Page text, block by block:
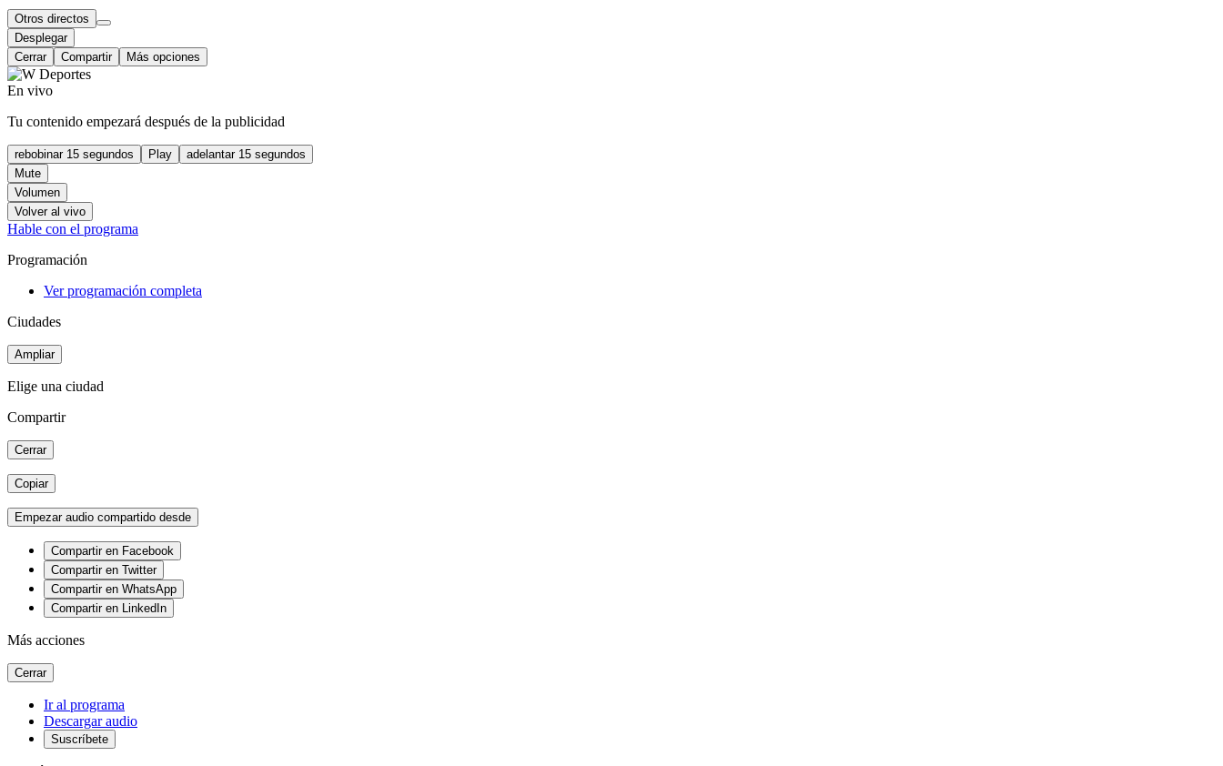
Otros directos
Desplegar
Cerrar
Compartir Más opciones
En vivo
Tu contenido empezará después de la publicidad
rebobinar 15 segundos Play
adelantar 15 segundos
Mute
Volumen
Volver al vivo
Hable con el programa
Programación
Ver programación completa
Ciudades
Ampliar
Elige una ciudad
Compartir
Cerrar
Copiar
Empezar audio compartido desde
Compartir en Facebook
Compartir en Twitter
Compartir en WhatsApp
Compartir en LinkedIn
Más acciones
Cerrar
Ir al programa
Descargar audio
Suscríbete